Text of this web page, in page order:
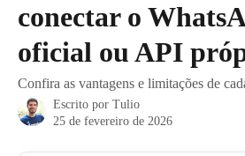
conectar o
oficial ou API
Confira as vantagens e limitações de
Escrito por Tulio
25 de fevereiro de 2026